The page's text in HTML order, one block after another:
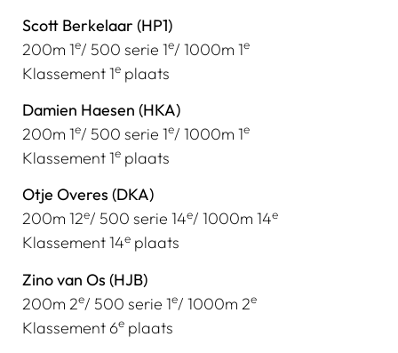
Scott Berkelaar (HP1)
200m 1e/ 500 serie 1e/ 1000m 1e
Klassement 1e plaats
Damien Haesen (HKA)
200m 1e/ 500 serie 1e/ 1000m 1e
Klassement 1e plaats
Otje Overes (DKA)
200m 12e/ 500 serie 14e/ 1000m 14e
Klassement 14e plaats
Zino van Os (HJB)
200m 2e/ 500 serie 1e/ 1000m 2e
Klassement 6e plaats